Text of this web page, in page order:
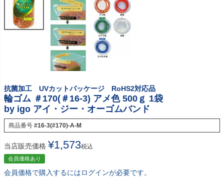
抗菌加工 UVカットパッケージ RoHS2対応品
輪ゴム ＃170(＃16-3) アメ色 500ｇ 1袋
by igo アイ・ジー・オーゴムバンド
商品番号 #16-3(#170)-A-M
当店販売価格 ¥1,573税込
会員価格あり
会員価格で購入するにはログインが必要です。